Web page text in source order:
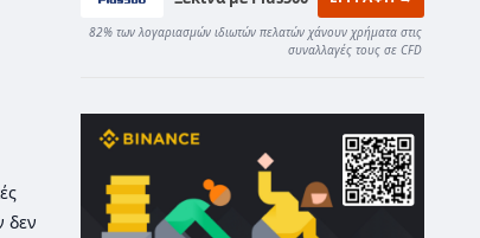
δεν
82% των λογαριασμών ιδιωτών πελατών χάνουν χρήματα στις
συναλλαγές τους σε CFD